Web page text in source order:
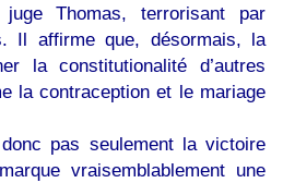
Thomas, terrorisant par
Il affirme que, désormais, la
la constitutionalité d’autres
la contraception et le mariage
pas seulement la victoire
vraisemblablement une